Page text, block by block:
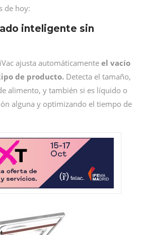
de hoy:
inteligente sin
ajusta automáticamente el vacío
de producto. Detecta el tamaño,
alimento, y también si es líquido o
alguna y optimizando el tiempo de